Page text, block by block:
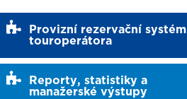
Provizní rezervační systém
touroperátora
Reporty, statistiky a
manažerské výstupy